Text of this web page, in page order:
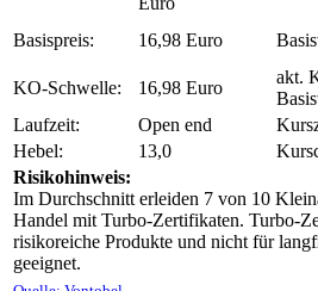
Basispreis: 16,98 Euro
KO-Schwelle:
16,98 Euro
akt.
Laufzeit:
Open end
Hebel:
13,0
Risikohinweis:
Im Durchschnitt erleiden 7 von 10
Handel mit Turbo-Zertifikaten. Turbo-
risikoreiche Produkte und nicht für
geeignet.